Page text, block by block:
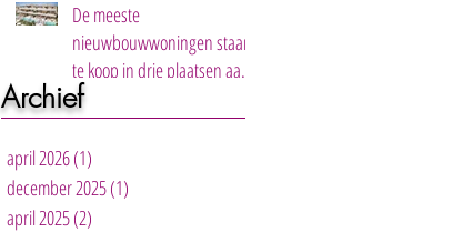
De meeste
nieuwbouwwoningen staan
te koop in drie plaatsen aan
de Costa del Sol.
Archief
april 2026(1)
december 2025(1)
april 2025(2)